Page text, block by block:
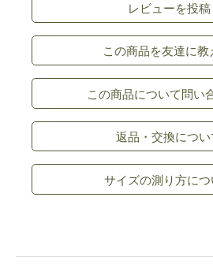
レビューを投稿
この商品を友達に教
この商品について問い
返品・交換につい
サイズの測り方につ